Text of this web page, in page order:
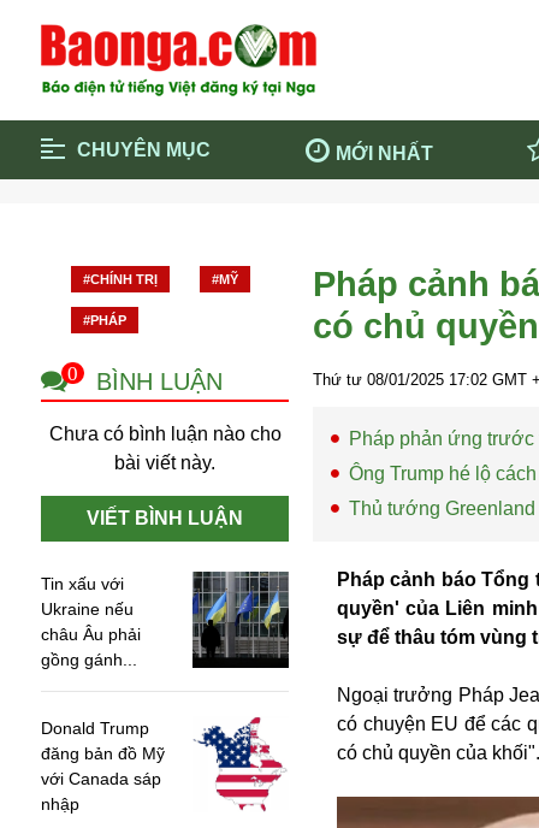
CHUYÊN MỤC MỚI NHẤT
Cộng đồng
Thông
Cuộc sống quanh ta
Khám
Quảng cáo
#CHÍNH TRỊ #MỸ
#PHÁP
0 BÌNH LUẬN
Chưa có bình luận nào cho
bài viết này.
VIẾT BÌNH LUẬN
Tin xấu với
Ukraine nếu
châu Âu phải
gồng gánh...
Donald Trump
đăng bản đồ Mỹ
với Canada sáp
nhập
Pháp cảnh
có chủ
Thứ tư 08/01/2025 17:02 GMT
Pháp phản ứng trước
Ông Trump hé lộ
Thủ tướng
Pháp cảnh báo
quyền' của Liên
sự để thâu tóm vùng
Ngoại trưởng Pháp
có chuyện EU để các
có chủ quyền của khối".